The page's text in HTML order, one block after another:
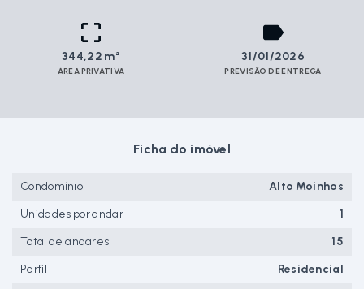
344,22 m²
ÁREA PRIVATIVA
31/01/2026
PREVISÃO DE ENTREGA
Ficha do imóvel
Condomínio
Alto Moinhos
Unidades por andar
1
Total de andares
15
Perfil
Residencial